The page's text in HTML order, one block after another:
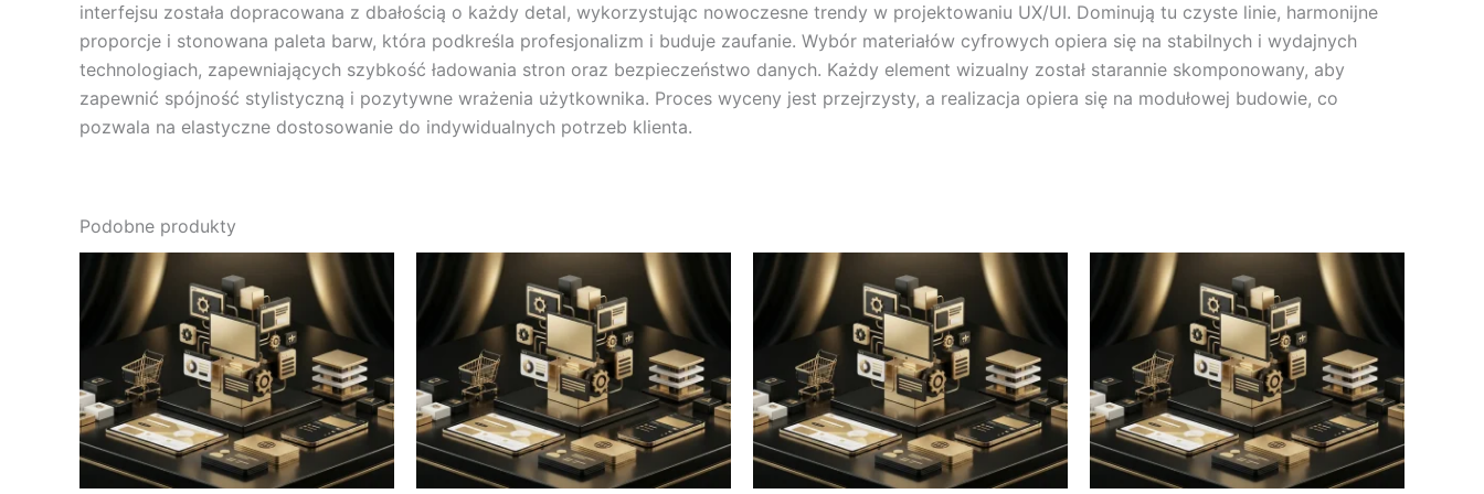
interfejsu została dopracowana z dbałością o każdy detal, wykorzystując nowoczesne trendy w projektowaniu UX/UI. Dominują tu czyste linie, harmonijne
proporcje i stonowana paleta barw, która podkreśla profesjonalizm i buduje zaufanie. Wybór materiałów cyfrowych opiera się na stabilnych i wydajnych
technologiach, zapewniających szybkość ładowania stron oraz bezpieczeństwo danych. Każdy element wizualny został starannie skomponowany, aby
zapewnić spójność stylistyczną i pozytywne wrażenia użytkownika. Proces wyceny jest przejrzysty, a realizacja opiera się na modułowej budowie, co
pozwala na elastyczne dostosowanie do indywidualnych potrzeb klienta.
Podobne produkty